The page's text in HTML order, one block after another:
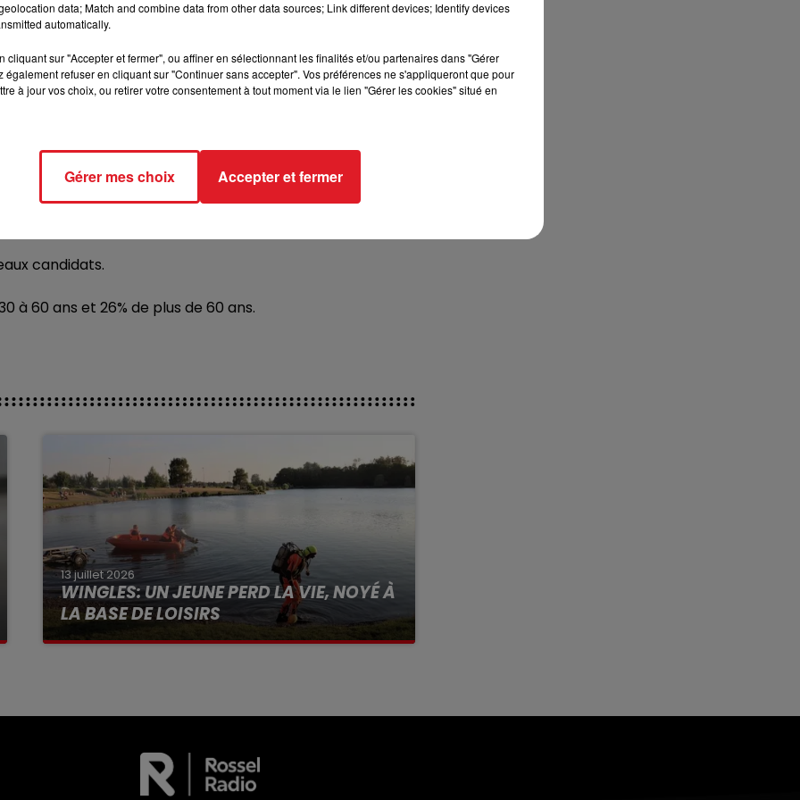
de la gauche et des écologistes – Tête de liste : Karima
France fédérale ! - Tête de liste : Alexandre AUDRIC
pour les élections régionales de 2015.
candidats.
à 60 ans et 26% de plus de 60 ans.
13 juillet 2026
WINGLES: UN JEUNE PERD LA VIE, NOYÉ À
LA BASE DE LOISIRS
La victime a coulé à pic
data; Match and combine data from other data sources; Link different devices; Identify devices
automatically.
cliquant sur "Accepter et fermer", ou affiner en sélectionnant les finalités et/ou partenaires dans "Gérer
également refuser en cliquant sur "Continuer sans accepter". Vos préférences ne s'appliqueront que pour
à jour vos choix, ou retirer votre consentement à tout moment via le lien "Gérer les cookies" situé en
Gérer mes choix Accepter et fermer